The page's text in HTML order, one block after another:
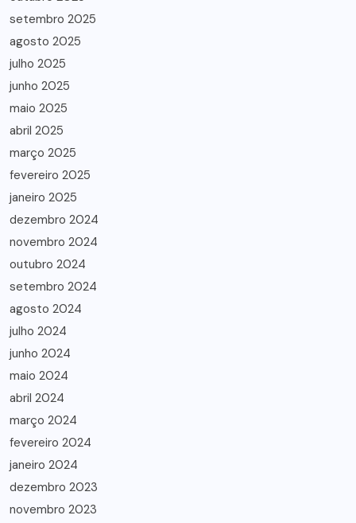
setembro 2025
agosto 2025
julho 2025
junho 2025
maio 2025
abril 2025
março 2025
fevereiro 2025
janeiro 2025
dezembro 2024
novembro 2024
outubro 2024
setembro 2024
agosto 2024
julho 2024
junho 2024
maio 2024
abril 2024
março 2024
fevereiro 2024
janeiro 2024
dezembro 2023
novembro 2023